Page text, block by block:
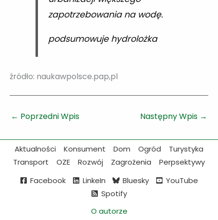
zapotrzebowania na wodę.
podsumowuje hydrolożka
źródło: naukawpolsce.pap,pl
← Poprzedni Wpis Następny Wpis →
Aktualności Konsument Dom Ogród
Turystyka
Transport
OZE Rozwój Zagrożenia
Perpsektywy
Facebook
LinkeIn Bluesky
YouTube
Spotify
O autorze